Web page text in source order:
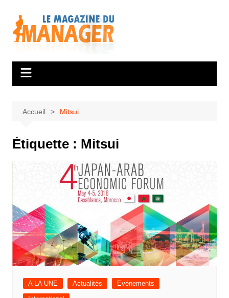
contenu
Accueil Mitsui
Étiquette : Mitsui
A LA UNE Actualités
Evénements